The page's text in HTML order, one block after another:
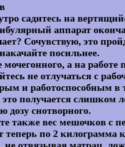
садитесь на
аппарат
Сочувствую, это
посильнее.
а на
не отлучаться с
и работоспособным в
получается слишком
дозу снотворного.
также вес мешочков с
теперь по 2 килограмма